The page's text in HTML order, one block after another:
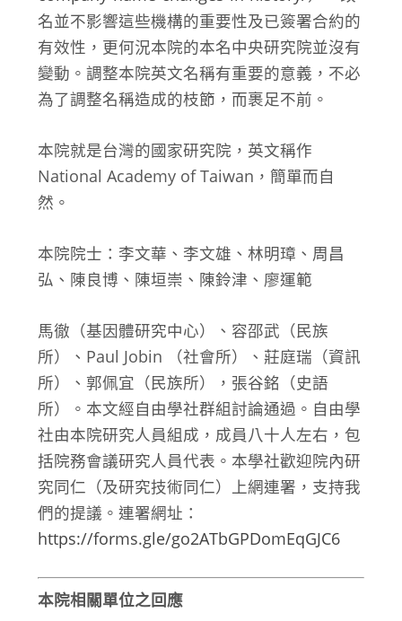
名並不影響這些機構的重要性及已簽署合約的
有效性，更何況本院的本名中央研究院並沒有
變動。調整本院英文名稱有重要的意義，不必
為了調整名稱造成的枝節，而裹足不前。
本院就是台灣的國家研究院，英文稱作
National Academy of Taiwan，簡單而自
然。
本院院士：李文華、李文雄、林明璋、周昌
弘、陳良博、陳垣崇、陳鈴津、廖運範
馬徹（基因體研究中心）、容邵武（民族
所）、Paul Jobin （社會所）、莊庭瑞（資訊
所）、郭佩宜（民族所），張谷銘（史語
所）。本文經自由學社群組討論通過。自由學
社由本院研究人員組成，成員八十人左右，包
括院務會議研究人員代表。本學社歡迎院內研
究同仁（及研究技術同仁）上網連署，支持我
們的提議。連署網址：
https://forms.gle/go2ATbGPDomEqGJC6
本院相關單位之回應